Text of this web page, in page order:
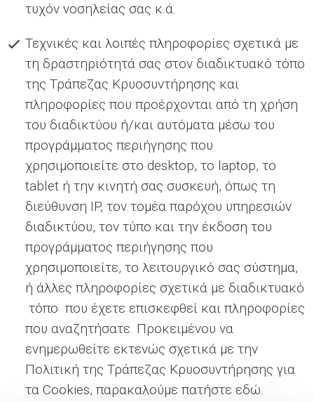
τυχόν νοσηλείας σας κ.ά.
Τεχνικές και λοιπές πληροφορίες σχετικά με
τη δραστηριότητά σας στον διαδικτυακό τόπο
της Τράπεζας Κρυοσυντήρησης και
πληροφορίες που προέρχονται από τη χρήση
του διαδικτύου ή/και αυτόματα μέσω του
προγράμματος περιήγησης που
χρησιμοποιείτε στο desktop, το laptop, το
tablet ή την κινητή σας συσκευή, όπως τη
διεύθυνση IP, τον τομέα παρόχου υπηρεσιών
διαδικτύου, τον τύπο και την έκδοση του
προγράμματος περιήγησης που
χρησιμοποιείτε, το λειτουργικό σας σύστημα,
ή άλλες πληροφορίες σχετικά με διαδικτυακό
τόπο που έχετε επισκεφθεί και πληροφορίες
που αναζητήσατε. Προκειμένου να
ενημερωθείτε εκτενώς σχετικά με την
Πολιτική της Τράπεζας Κρυοσυντήρησης για
τα Cookies, παρακαλούμε πατήστε εδώ.